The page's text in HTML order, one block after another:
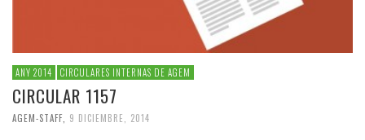
ANY 2014 CIRCULARES INTERNAS DE AGEM
CIRCULAR 1157
AGEM-STAFF 9 DICIEMBRE, 2014